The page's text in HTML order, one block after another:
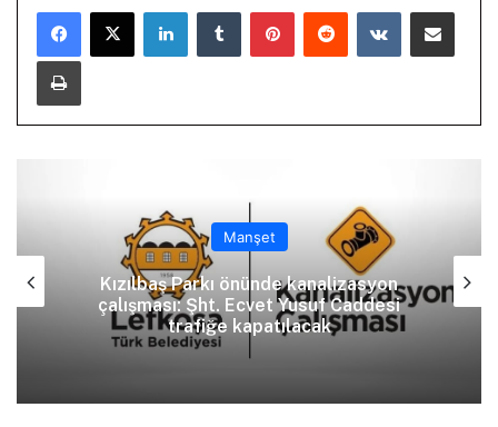
LinkedInTumblr PinterestReddit VKontakteE-Posta ile paylaş
Yazdır
Manşet
Kızılbaş Parkı önünde kanalizasyon
çalışması: Şht. Ecvet Yusuf Caddesi
trafiğe kapatılacak